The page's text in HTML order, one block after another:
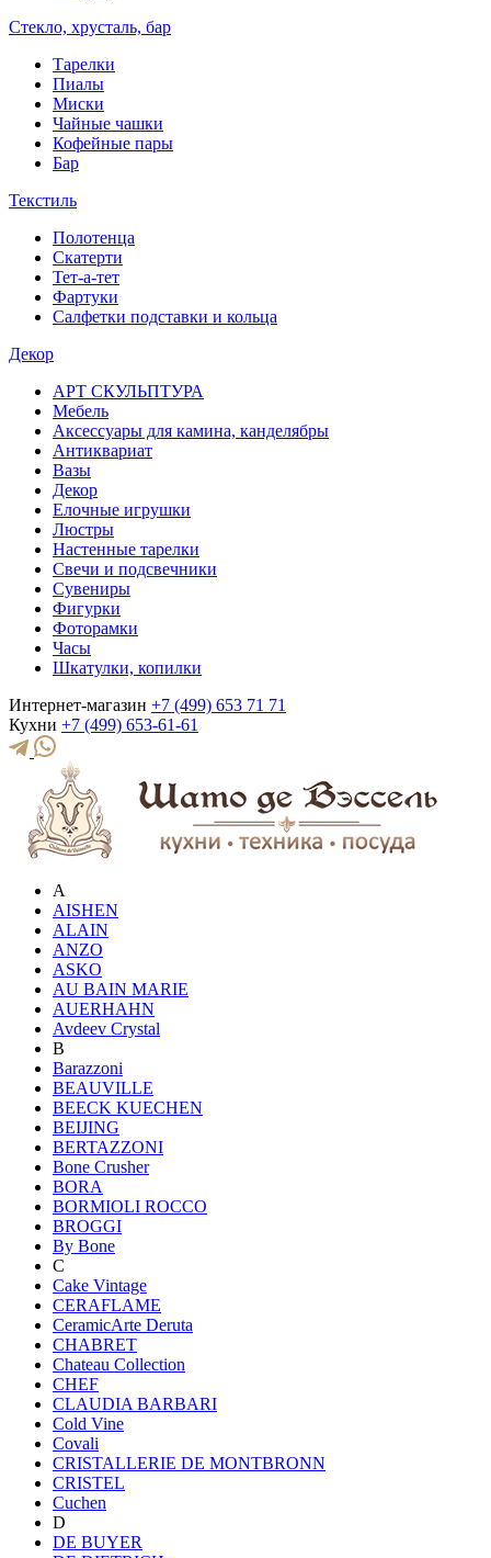
Стекло, хрусталь, бар
Тарелки
Пиалы
Миски
Чайные чашки
Кофейные пары
Бар
Текстиль
Полотенца
Скатерти
Тет-а-тет
Фартуки
Салфетки подставки и кольца
Декор
АРТ СКУЛЬПТУРА
Мебель
Аксессуары для камина, канделябры
Антиквариат
Вазы
Декор
Елочные игрушки
Люстры
Настенные тарелки
Свечи и подсвечники
Сувениры
Фигурки
Фоторамки
Часы
Шкатулки, копилки
Интернет-магазин +7 (499) 653 71 71
Кухни +7 (499) 653-61-61
A
AISHEN
ALAIN
ANZO
ASKO
AU BAIN MARIE
AUERHAHN
Avdeev Crystal
B
Barazzoni
BEAUVILLE
BEECK KUECHEN
BEIJING
BERTAZZONI
Bone Crusher
BORA
BORMIOLI ROCCO
BROGGI
By Bone
C
Cake Vintage
CERAFLAME
CeramicArte Deruta
CHABRET
Chateau Collection
CHEF
CLAUDIA BARBARI
Cold Vine
Covali
CRISTALLERIE DE MONTBRONN
CRISTEL
Cuchen
D
DE BUYER